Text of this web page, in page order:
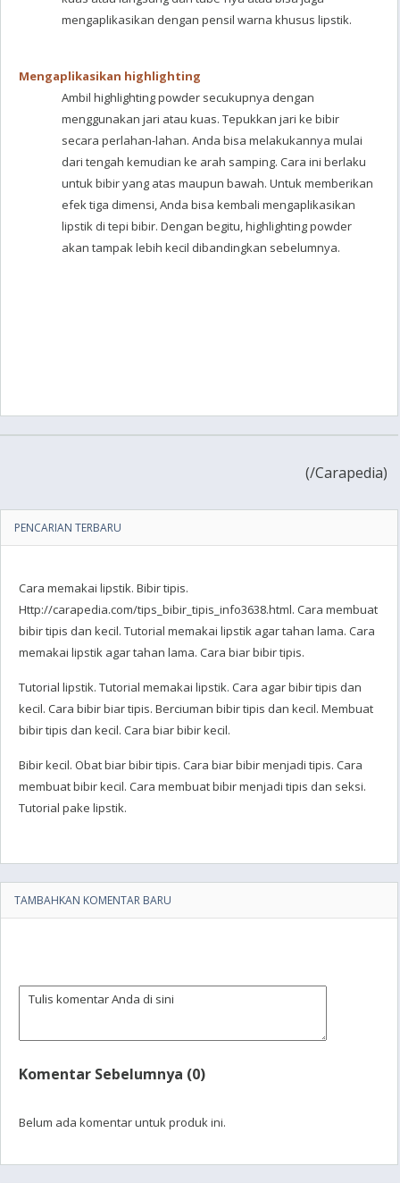
mengaplikasikan dengan pensil warna khusus lipstik.
Mengaplikasikan highlighting
Ambil highlighting powder secukupnya dengan
menggunakan jari atau kuas. Tepukkan jari ke bibir
secara perlahan-lahan. Anda bisa melakukannya mulai
dari tengah kemudian ke arah samping. Cara ini berlaku
untuk bibir yang atas maupun bawah. Untuk memberikan
efek tiga dimensi, Anda bisa kembali mengaplikasikan
lipstik di tepi bibir. Dengan begitu, highlighting powder
akan tampak lebih kecil dibandingkan sebelumnya.
(/Carapedia)
PENCARIAN TERBARU
Cara memakai lipstik. Bibir tipis.
Http://carapedia.com/tips_bibir_tipis_info3638.html. Cara membuat
bibir tipis dan kecil. Tutorial memakai lipstik agar tahan lama. Cara
memakai lipstik agar tahan lama. Cara biar bibir tipis.
Tutorial lipstik. Tutorial memakai lipstik. Cara agar bibir tipis dan
kecil. Cara bibir biar tipis. Berciuman bibir tipis dan kecil. Membuat
bibir tipis dan kecil. Cara biar bibir kecil.
Bibir kecil. Obat biar bibir tipis. Cara biar bibir menjadi tipis. Cara
membuat bibir kecil. Cara membuat bibir menjadi tipis dan seksi.
Tutorial pake lipstik.
TAMBAHKAN KOMENTAR BARU
Komentar Sebelumnya (0)
Belum ada komentar untuk produk ini.